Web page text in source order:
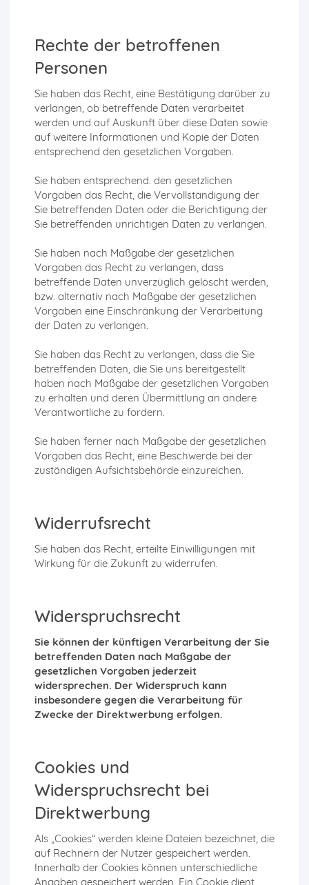
Rechte der betroffenen
Personen
Sie haben das Recht, eine Bestätigung darüber zu
verlangen, ob betreffende Daten verarbeitet
werden und auf Auskunft über diese Daten sowie
auf weitere Informationen und Kopie der Daten
entsprechend den gesetzlichen Vorgaben.
Sie haben entsprechend. den gesetzlichen
Vorgaben das Recht, die Vervollständigung der
Sie betreffenden Daten oder die Berichtigung der
Sie betreffenden unrichtigen Daten zu verlangen.
Sie haben nach Maßgabe der gesetzlichen
Vorgaben das Recht zu verlangen, dass
betreffende Daten unverzüglich gelöscht werden,
bzw. alternativ nach Maßgabe der gesetzlichen
Vorgaben eine Einschränkung der Verarbeitung
der Daten zu verlangen.
Sie haben das Recht zu verlangen, dass die Sie
betreffenden Daten, die Sie uns bereitgestellt
haben nach Maßgabe der gesetzlichen Vorgaben
zu erhalten und deren Übermittlung an andere
Verantwortliche zu fordern.
Sie haben ferner nach Maßgabe der gesetzlichen
Vorgaben das Recht, eine Beschwerde bei der
zuständigen Aufsichtsbehörde einzureichen.
Widerrufsrecht
Sie haben das Recht, erteilte Einwilligungen mit
Wirkung für die Zukunft zu widerrufen.
Widerspruchsrecht
Sie können der künftigen Verarbeitung der Sie
betreffenden Daten nach Maßgabe der
gesetzlichen Vorgaben jederzeit
widersprechen. Der Widerspruch kann
insbesondere gegen die Verarbeitung für
Zwecke der Direktwerbung erfolgen.
Cookies und
Widerspruchsrecht bei
Direktwerbung
Als „Cookies“ werden kleine Dateien bezeichnet, die
auf Rechnern der Nutzer gespeichert werden.
Innerhalb der Cookies können unterschiedliche
Angaben gespeichert werden. Ein Cookie dient